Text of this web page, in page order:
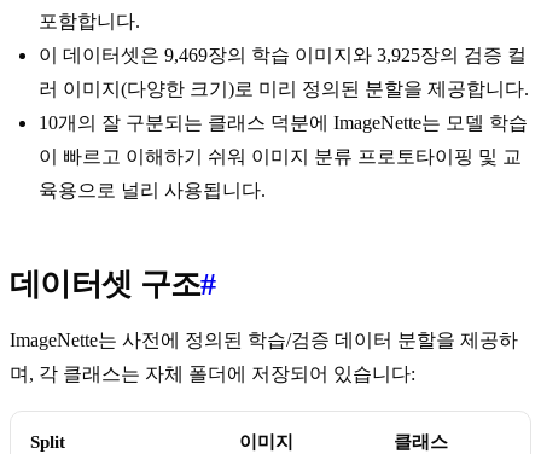
포함합니다.
이 데이터셋은 9,469장의 학습 이미지와 3,925장의 검증 컬
러 이미지(다양한 크기)로 미리 정의된 분할을 제공합니다.
10개의 잘 구분되는 클래스 덕분에 ImageNette는 모델 학습
이 빠르고 이해하기 쉬워 이미지 분류 프로토타이핑 및 교
육용으로 널리 사용됩니다.
데이터셋 구조#
ImageNette는 사전에 정의된 학습/검증 데이터 분할을 제공하
며, 각 클래스는 자체 폴더에 저장되어 있습니다:
Split 이미지 클래스